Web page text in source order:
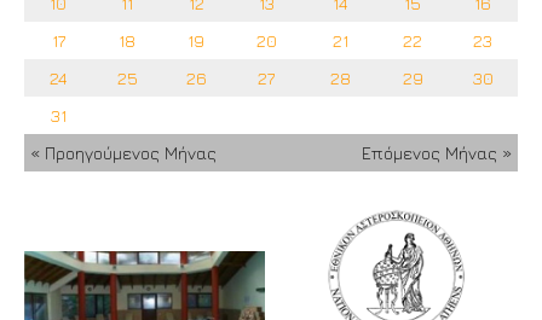
17
18 19 20 21 22
23
24
25 26 27 28 29
30
31
« Προηγούμενος Μήνας
Επόμενος Μήνας »